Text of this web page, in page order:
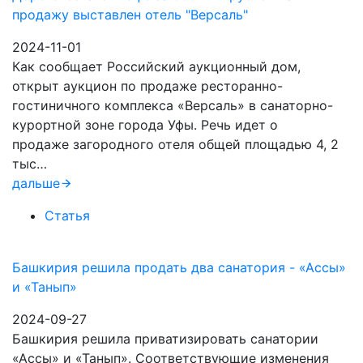
продажу выставлен отель "Версаль"
2024-11-01
Как сообщает Российский аукционный дом,
открыт аукцион по продаже ресторанно-
гостиничного комплекса «Версаль» в санаторно-
курортной зоне города Уфы. Речь идет о
продаже загородного отеля общей площадью 4, 2
тыс…
дальше
Статья
Башкирия решила продать два санатория - «Ассы»
и «Танып»
2024-09-27
Башкирия решила приватизировать санатории
«Ассы» и «Танып». Соответствующие изменения